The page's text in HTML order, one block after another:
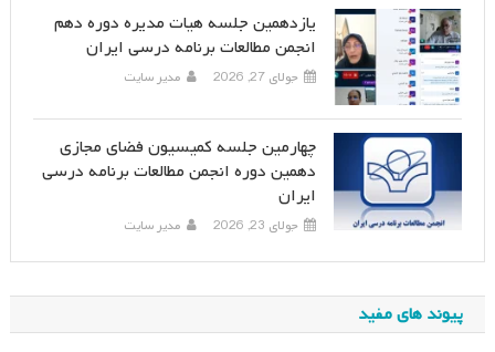
یازدهمین جلسه هیات مدیره دوره دهم
انجمن مطالعات برنامه درسی ایران
جولای 27, 2026 مدیر سایت
چهارمین جلسه کمیسیون فضای مجازی
دهمین دوره انجمن مطالعات برنامه درسی
ایران
جولای 23, 2026 مدیر سایت
پیوند های مفید